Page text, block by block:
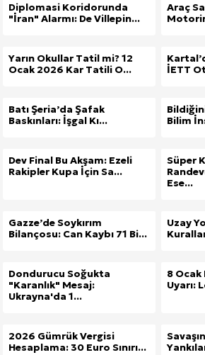
Diplomasi Koridorunda
"İran" Alarmı: De Villepin...
Araç
Yarın Okullar Tatil mi? 12
Ocak 2026 Kar Tatili O...
İETT
Batı Şeria’da Şafak
Baskınları: İşgal Kı...
Bilim
Dev Final Bu Akşam: Ezeli
Rakipler Kupa İçin Sa...
Süper
Ese...
Gazze’de Soykırım
Bilançosu: Can Kaybı 71 Bi...
Uzay
Dondurucu Soğukta
"Karanlık" Mesaj:
Ukrayna'da 1...
8
Uyarı:
2026 Gümrük Vergisi
Hesaplama: 30 Euro Sınırı...